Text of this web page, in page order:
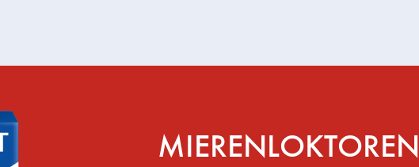
MIERENLOKTOREN